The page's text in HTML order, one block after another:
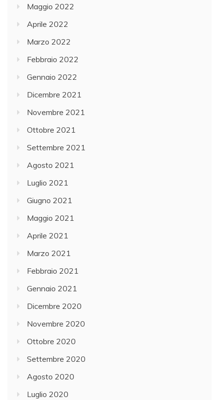
Maggio 2022
Aprile 2022
Marzo 2022
Febbraio 2022
Gennaio 2022
Dicembre 2021
Novembre 2021
Ottobre 2021
Settembre 2021
Agosto 2021
Luglio 2021
Giugno 2021
Maggio 2021
Aprile 2021
Marzo 2021
Febbraio 2021
Gennaio 2021
Dicembre 2020
Novembre 2020
Ottobre 2020
Settembre 2020
Agosto 2020
Luglio 2020